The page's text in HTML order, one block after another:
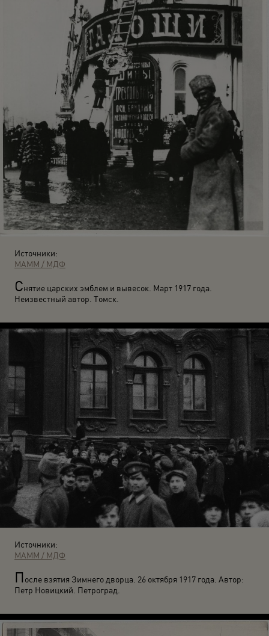
Источники:
МАММ / МДФ
Снятие царских эмблем и вывесок. Март 1917 года.
Неизвестный автор. Томск.
Источники:
МАММ / МДФ
После взятия Зимнего дворца. 26 октября 1917 года. Автор:
Петр Новицкий. Петроград.